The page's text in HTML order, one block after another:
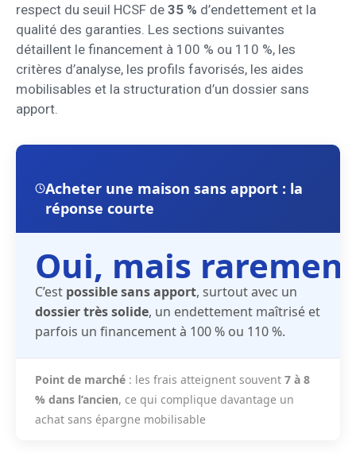
respect du seuil HCSF de 35 % d’endettement et la
qualité des garanties. Les sections suivantes
détaillent le financement à 100 % ou 110 %, les
critères d’analyse, les profils favorisés, les aides
mobilisables et la structuration d’un dossier sans
apport.
Acheter une maison sans apport : la
réponse courte
Oui, mais
C’est possible sans apport, surtout avec un
dossier très solide, un endettement maîtrisé et
parfois un financement à 100 % ou 110 %.
Point de marché : les frais atteignent souvent 7 à 8
% dans l’ancien, ce qui complique davantage un
achat sans épargne mobilisable